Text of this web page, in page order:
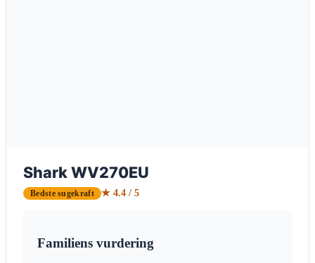
Shark WV270EU
Bedste sugekraft ★ 4.4 / 5
Familiens vurdering